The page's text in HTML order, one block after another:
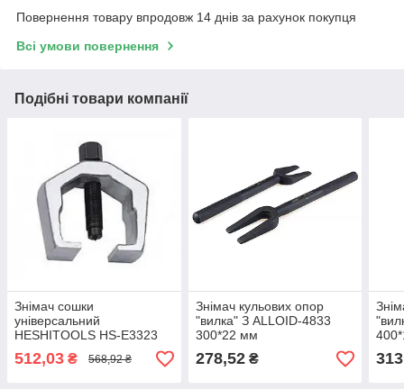
Повернення товару впродовж 14 днів за рахунок покупця
Всі умови повернення
Подібні товари компанії
Знімач сошки
універсальний
HESHITOOLS HS-E3323
33мм
512,03 ₴ 568,92 ₴
Знімач кульових опор
"вилка" З ALLOID-4833
300*22 мм
278,52₴